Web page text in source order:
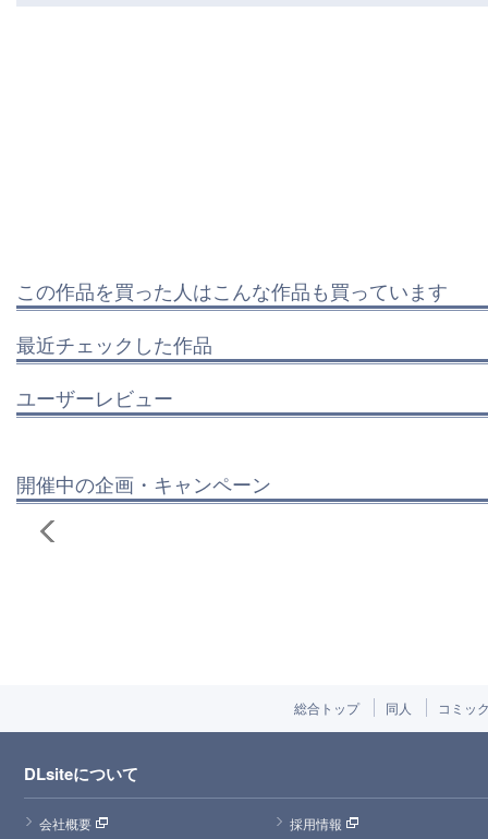
この作品を買った人はこんな作品も買っています
最近チェックした作品
ユーザーレビュー
開催中の企画・キャンペーン
総合トップ 同人 コミッ
DLsiteについて
会社概要
採用情報